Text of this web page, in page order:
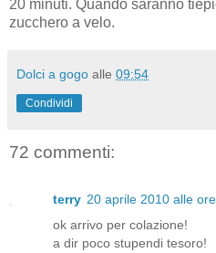
20 minuti. Quando saranno
zucchero a velo.
Dolci a gogo alle 09:54
Condividi
72 commenti:
terry 20 aprile 2010 alle
ok arrivo per colazione!
a dir poco stupendi tesoro!